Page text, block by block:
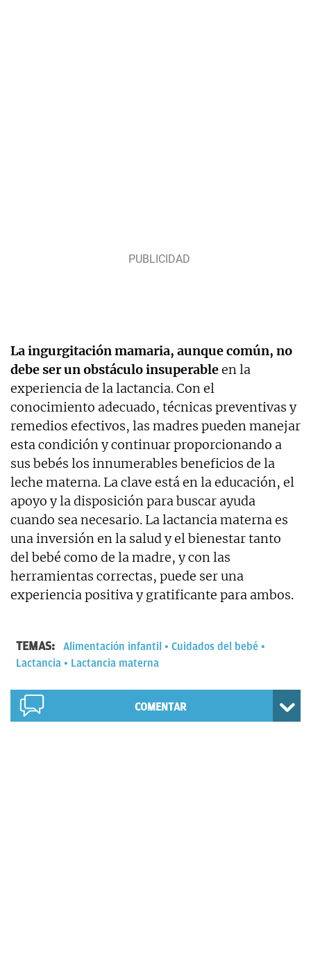
La ingurgitación mamaria, aunque común, no
debe ser un obstáculo insuperableen la
experiencia de la lactancia. Con el
conocimiento adecuado, técnicas preventivas y
remedios efectivos, las madres pueden manejar
esta condición y continuar proporcionando a
sus bebés los innumerables beneficios de la
leche materna. La clave está en la educación, el
apoyo y la disposición para buscar ayuda
cuando sea necesario. La lactancia materna es
una inversión en la salud y el bienestar tanto
del bebé como de la madre, y con las
herramientas correctas, puede ser una
experiencia positiva y gratificante para ambos.
TEMAS: Alimentación infantil
Cuidados del bebé
Lactancia
Lactancia materna
COMENTAR